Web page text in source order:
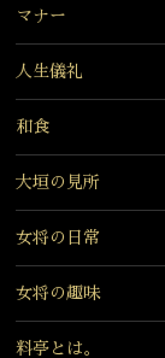
マナー
人生儀礼
和食
大垣の見所
女将の日常
女将の趣味
料亭とは。